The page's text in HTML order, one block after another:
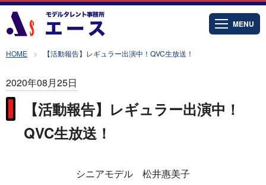
MENU
HOME 【活動報告】レギュラー出演中！QVC生放送！
2020年08月25日
【活動報告】レギュラー出演中！
QVC生放送！
シニアモデル 松井惠美子